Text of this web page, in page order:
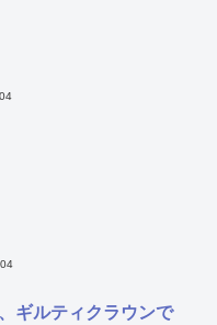
ギルティクラウンで